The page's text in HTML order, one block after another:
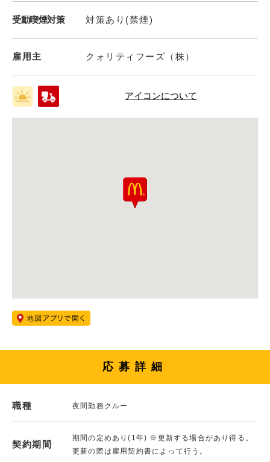
受動喫煙対策 対策あり(禁煙)
雇用主 クォリティフーズ（株）
アイコンについて
応募詳細
職種 夜間勤務クルー
契約期間
期間の定めあり(1年) ※更新する場合があり得る。
更新の際は雇用契約書によって行う。